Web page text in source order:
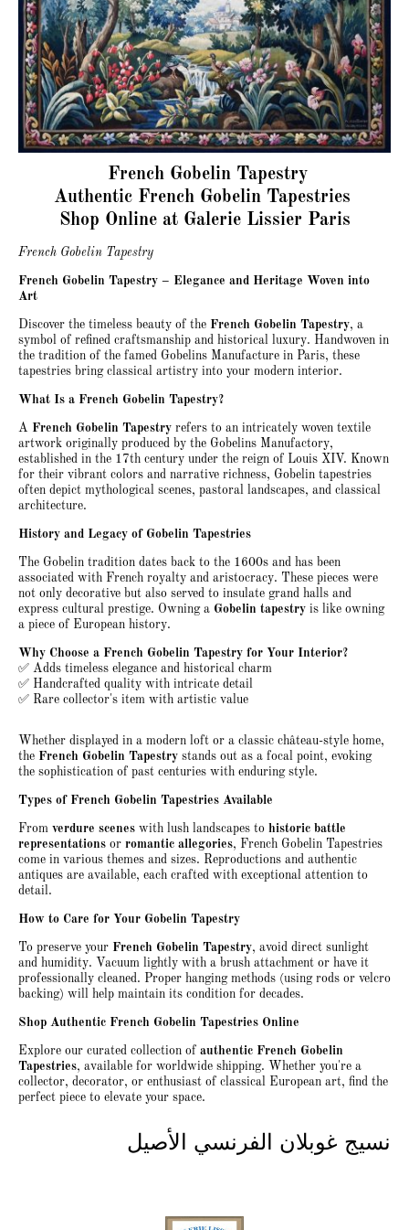
French Gobelin Tapestry
Authentic French Gobelin Tapestries
Shop Online at Galerie Lissier Paris
French Gobelin Tapestry
French Gobelin Tapestry – Elegance and Heritage Woven into
Art
Discover the timeless beauty of the French Gobelin Tapestry, a
symbol of refined craftsmanship and historical luxury. Handwoven in
the tradition of the famed Gobelins Manufacture in Paris, these
tapestries bring classical artistry into your modern interior.
What Is a French Gobelin Tapestry?
A French Gobelin Tapestry refers to an intricately woven textile
artwork originally produced by the Gobelins Manufactory,
established in the 17th century under the reign of Louis XIV. Known
for their vibrant colors and narrative richness, Gobelin tapestries
often depict mythological scenes, pastoral landscapes, and classical
architecture.
History and Legacy of Gobelin Tapestries
The Gobelin tradition dates back to the 1600s and has been
associated with French royalty and aristocracy. These pieces were
not only decorative but also served to insulate grand halls and
express cultural prestige. Owning a Gobelin tapestry is like owning
a piece of European history.
Why Choose a French Gobelin Tapestry for Your Interior?
✅ Adds timeless elegance and historical charm
✅ Handcrafted quality with intricate detail
✅ Rare collector's item with artistic value
Whether displayed in a modern loft or a classic château-style home,
the French Gobelin Tapestry stands out as a focal point, evoking
the sophistication of past centuries with enduring style.
Types of French Gobelin Tapestries Available
From verdure scenes with lush landscapes to historic battle
representations or romantic allegories, French Gobelin Tapestries
come in various themes and sizes. Reproductions and authentic
antiques are available, each crafted with exceptional attention to
detail.
How to Care for Your Gobelin Tapestry
To preserve your French Gobelin Tapestry, avoid direct sunlight
and humidity. Vacuum lightly with a brush attachment or have it
professionally cleaned. Proper hanging methods (using rods or velcro
backing) will help maintain its condition for decades.
Shop Authentic French Gobelin Tapestries Online
Explore our curated collection of authentic French Gobelin
Tapestries, available for worldwide shipping. Whether you're a
collector, decorator, or enthusiast of classical European art, find the
perfect piece to elevate your space.
نسيج غوبلان الفرنسي الأصيل